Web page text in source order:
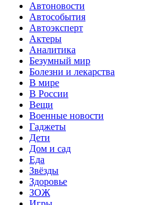
Автоновости
Автособытия
Автоэксперт
Актеры
Аналитика
Безумный мир
Болезни и лекарства
В мире
В России
Вещи
Военные новости
Гаджеты
Дети
Дом и сад
Еда
Звёзды
Здоровье
ЗОЖ